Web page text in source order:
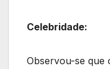
Celebridade:
Observou-se que